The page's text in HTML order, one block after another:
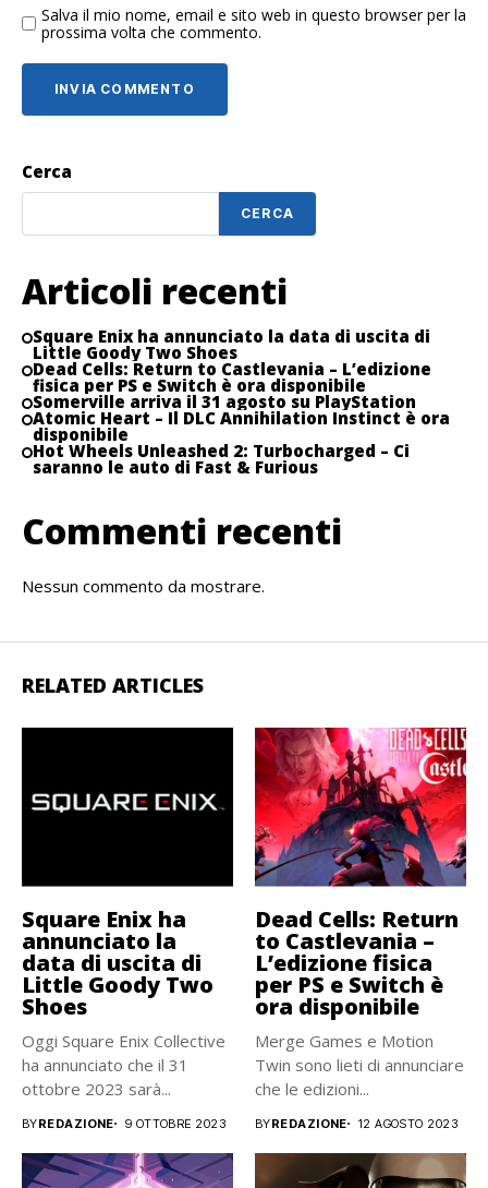
Salva il mio nome, email e sito web in questo browser per la
prossima volta che commento.
Cerca
CERCA
Articoli recenti
Square Enix ha annunciato la data di uscita di
Little Goody Two Shoes
Dead Cells: Return to Castlevania – L’edizione
fisica per PS e Switch è ora disponibile
Somerville arriva il 31 agosto su PlayStation
Atomic Heart – Il DLC Annihilation Instinct è ora
disponibile
Hot Wheels Unleashed 2: Turbocharged – Ci
saranno le auto di Fast & Furious
Commenti recenti
Nessun commento da mostrare.
RELATED ARTICLES
Square Enix ha
annunciato la
data di uscita di
Little Goody Two
Shoes
Oggi Square Enix Collective
ha annunciato che il 31
ottobre 2023 sarà...
BYREDAZIONE 9 OTTOBRE 2023
Dead Cells: Return
to Castlevania –
L’edizione fisica
per PS e Switch è
ora disponibile
Merge Games e Motion
Twin sono lieti di annunciare
che le edizioni...
BYREDAZIONE 12 AGOSTO 2023